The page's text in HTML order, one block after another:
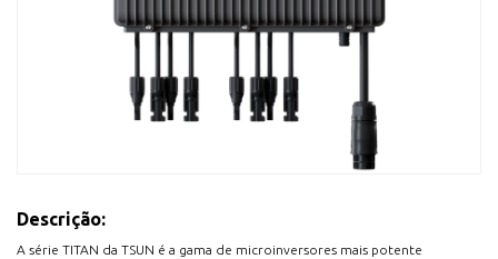
Descrição:
A série TITAN da TSUN é a gama de microinversores mais potente